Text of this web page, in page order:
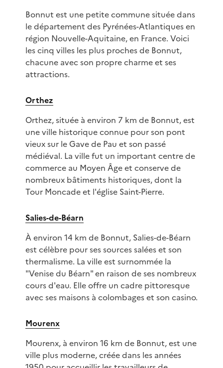
Bonnut est une petite commune située dans
le département des Pyrénées-Atlantiques en
région Nouvelle-Aquitaine, en France. Voici
les cinq villes les plus proches de Bonnut,
chacune avec son propre charme et ses
attractions.
Orthez
Orthez, située à environ 7 km de Bonnut, est
une ville historique connue pour son pont
vieux sur le Gave de Pau et son passé
médiéval. La ville fut un important centre de
commerce au Moyen Âge et conserve de
nombreux bâtiments historiques, dont la
Tour Moncade et l'église Saint-Pierre.
Salies-de-Béarn
À environ 14 km de Bonnut, Salies-de-Béarn
est célèbre pour ses sources salées et son
thermalisme. La ville est surnommée la
"Venise du Béarn" en raison de ses nombreux
cours d'eau. Elle offre un cadre pittoresque
avec ses maisons à colombages et son casino.
Mourenx
Mourenx, à environ 16 km de Bonnut, est une
ville plus moderne, créée dans les années